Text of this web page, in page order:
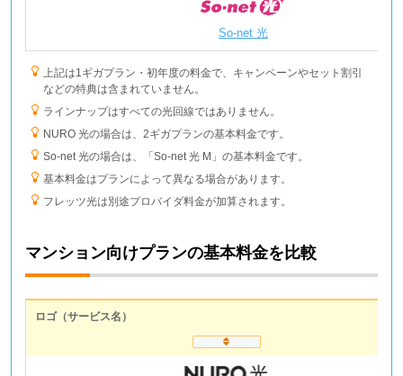
工事の場合、工事費が減額されます。
「10ギガ対応無線LANルーターレンタル」と同時に「So-net 光 電
置します。またその場合、設置工事費が発生し、設定工事費が別
途かかることがあります。
So-net 光
上記は1ギガプラン・初年度の料金で、キャンペーンやセット割引
などの特典は含まれていません。
ラインナップはすべての光回線ではありません。
NURO 光の場合は、2ギガプランの基本料金です。
So-net 光の場合は、「So-net 光 M」の基本料金です。
基本料金はプランによって異なる場合があります。
フレッツ光は別途プロバイダ料金が加算されます。
マンション向けプランの基本料金を比較
ロゴ（サービス名）